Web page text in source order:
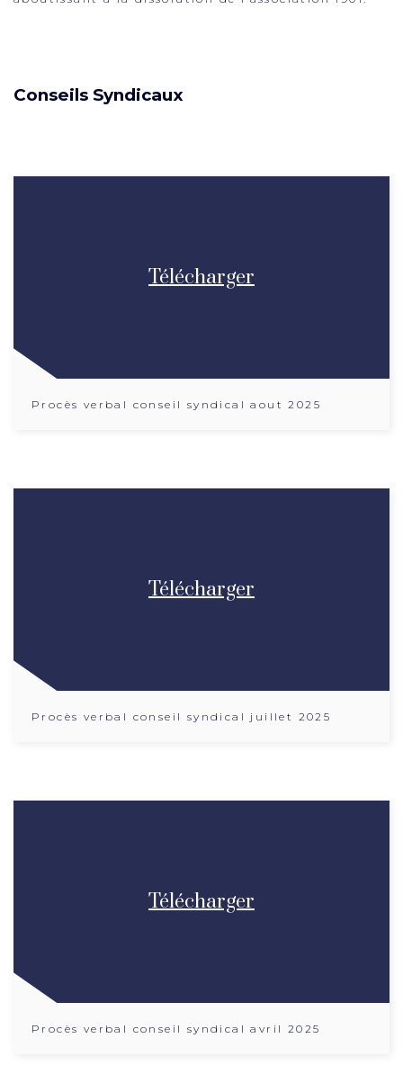
Conseils Syndicaux
Télécharger
Procès verbal conseil syndical aout 2025
Télécharger
Procès verbal conseil syndical juillet 2025
Télécharger
Procès verbal conseil syndical avril 2025